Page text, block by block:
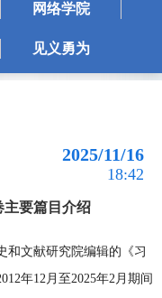
网络学院
见义勇为
2025/11/16
18:42
主要篇目介绍
文献研究院编辑的《习
年12月至2025年2月期间